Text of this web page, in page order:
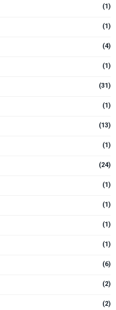
(1)
(1)
(4)
(1)
(31)
(1)
(13)
(1)
(24)
(1)
(1)
(1)
(1)
(6)
(2)
(2)